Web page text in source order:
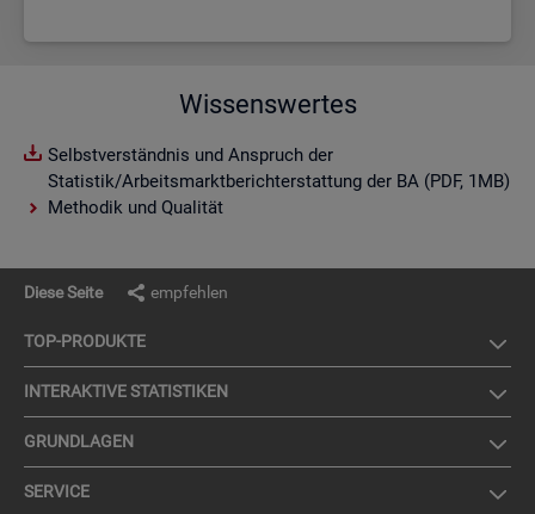
Wissenswertes
Selbstverständnis und Anspruch der
Statistik/Arbeitsmarktberichterstattung der BA (PDF, 1MB)
Methodik und Qualität
Diese Seite empfehlen
TOP-PRO­DUK­TE
IN­TER­AK­TI­VE STA­TIS­TI­KEN
GRUND­LA­GEN
SER­VICE